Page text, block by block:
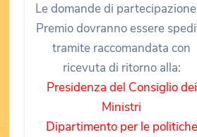
Le domande di
Premio dovranno essere
tramite raccomandata con
ricevuta di ritorno alla:
Presidenza del Consiglio dei
Ministri
Dipartimento per le politiche